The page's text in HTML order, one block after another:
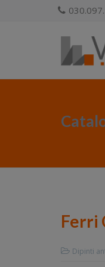
Ferri
Dipinti